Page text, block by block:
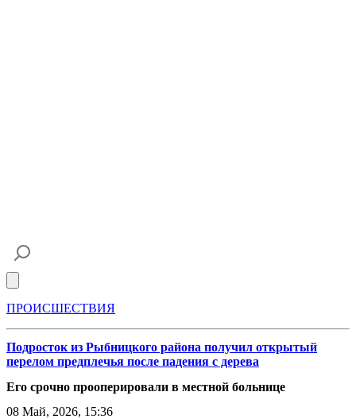
ПРОИСШЕСТВИЯ
Подросток из Рыбницкого района получил открытый
перелом предплечья после падения с дерева
Его срочно прооперировали в местной больнице
08 Май, 2026, 15:36